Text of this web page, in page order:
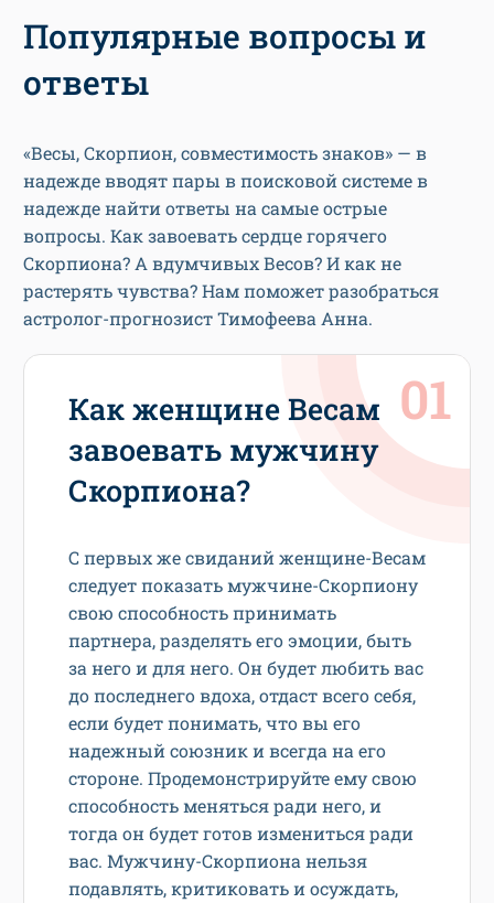
Популярные вопросы и
ответы
«Весы, Скорпион, совместимость знаков» — в
надежде вводят пары в поисковой системе в
надежде найти ответы на самые острые
вопросы. Как завоевать сердце горячего
Скорпиона? А вдумчивых Весов? И как не
растерять чувства? Нам поможет разобраться
астролог-прогнозист Тимофеева Анна.
Как женщине Весам
завоевать мужчину
Скорпиона?
С первых же свиданий женщине-Весам
следует показать мужчине-Скорпиону
свою способность принимать
партнера, разделять его эмоции, быть
за него и для него. Он будет любить вас
до последнего вдоха, отдаст всего себя,
если будет понимать, что вы его
надежный союзник и всегда на его
стороне. Продемонстрируйте ему свою
способность меняться ради него, и
тогда он будет готов измениться ради
вас. Мужчину-Скорпиона нельзя
подавлять, критиковать и осуждать,